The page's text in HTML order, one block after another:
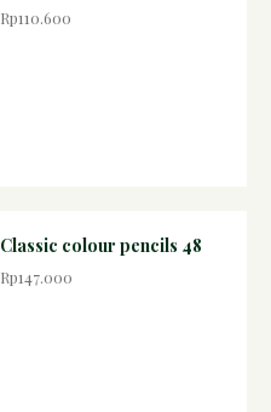
Rp110.600
Classic colour pencils 48
Rp147.000